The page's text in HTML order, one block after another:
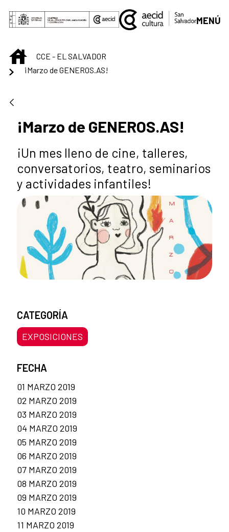
Saltar al contenido principal
MENÚ
INICIOCCE - EL SALVADOR
¡Marzo de GENEROS.AS!
¡Marzo de GENEROS.AS!
¡Un mes lleno de cine, talleres,
conversatorios, teatro, seminarios
y actividades infantiles!
CATEGORÍA
EXPOSICIONES
FECHA
01 MARZO 2019
02 MARZO 2019
03 MARZO 2019
04 MARZO 2019
05 MARZO 2019
06 MARZO 2019
07 MARZO 2019
08 MARZO 2019
09 MARZO 2019
10 MARZO 2019
11 MARZO 2019